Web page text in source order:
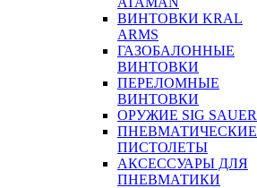
ВИНТОВКИ KRAL
ARMS
ГАЗОБАЛОННЫЕ
ВИНТОВКИ
ПЕРЕЛОМНЫЕ
ВИНТОВКИ
ОРУЖИЕ SIG SAUER
ПНЕВМАТИЧЕСКИЕ
ПИСТОЛЕТЫ
АКСЕССУАРЫ ДЛЯ
ПНЕВМАТИКИ